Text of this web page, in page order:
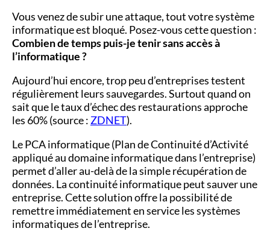
Vous venez de subir une attaque, tout votre système
informatique est bloqué. Posez-vous cette question :
Combien de temps puis-je tenir sans accès à
l’informatique ?
Aujourd’huiencore, trop peu d’entreprises testent
régulièrement leurs sauvegardes. Surtout quand on
saitque le taux d’échec des restaurations approche
les 60% (source : ZDNET).
Le PCA informatique (Plan de Continuité d’Activité
appliqué au domaine informatique dans l’entreprise)
permet d’aller au-delà de la simple récupération de
données. La continuité informatique peut sauver une
entreprise. Cette solution offre la possibilité de
remettre immédiatement en service les systèmes
informatiques de l’entreprise.